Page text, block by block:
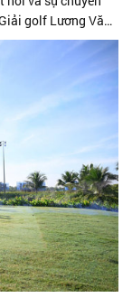
golf Lương Văn